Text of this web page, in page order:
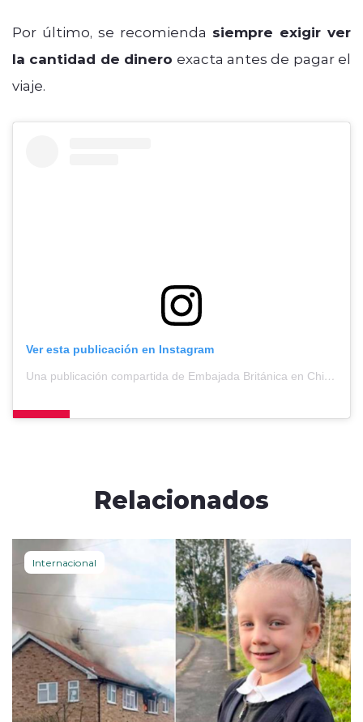
Por último, se recomienda siempre exigir ver
la cantidad de dinero exacta antes de pagar el
viaje.
Ver esta publicación en Instagram
Una publicación compartida de Embajada Británica en Chile (@ukinchile)
Relacionados
Internacional